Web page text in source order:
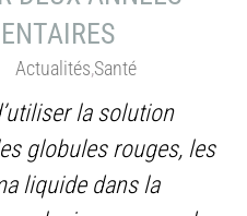
Actualités,Santé
la solution
globules rouges, les
liquide dans la